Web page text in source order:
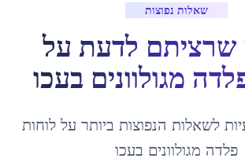
שאלות נפוצות
שרציתם לדעת על
מגולוונים בעכו
לשאלות הנפוצות ביותר על לוחות
פלדה מגולוונים בעכו